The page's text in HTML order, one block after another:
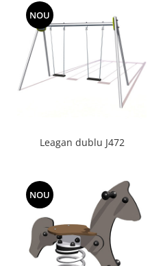
NOU
Leagan dublu J472
NOU